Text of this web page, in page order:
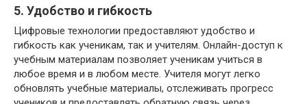
5. Удобство и гибкость
Цифровые технологии предоставляют удобство и
гибкость как ученикам, так и учителям. Онлайн-доступ к
учебным материалам позволяет ученикам учиться в
любое время и в любом месте. Учителя могут легко
обновлять учебные материалы, отслеживать прогресс